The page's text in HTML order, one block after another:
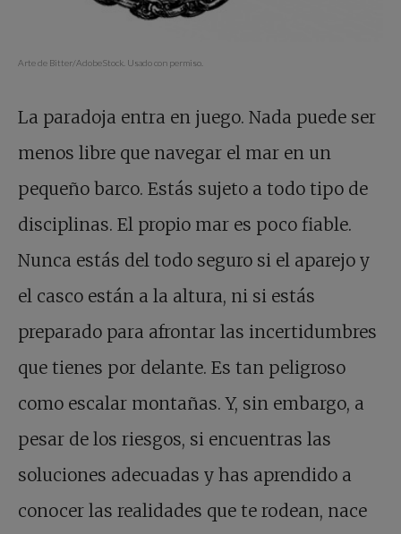
Arte de Bitter/AdobeStock. Usado con permiso.
La paradoja entra en juego. Nada puede ser
menos libre que navegar el mar en un
pequeño barco. Estás sujeto a todo tipo de
disciplinas. El propio mar es poco fiable.
Nunca estás del todo seguro si el aparejo y
el casco están a la altura, ni si estás
preparado para afrontar las incertidumbres
que tienes por delante. Es tan peligroso
como escalar montañas. Y, sin embargo, a
pesar de los riesgos, si encuentras las
soluciones adecuadas y has aprendido a
conocer las realidades que te rodean, nace